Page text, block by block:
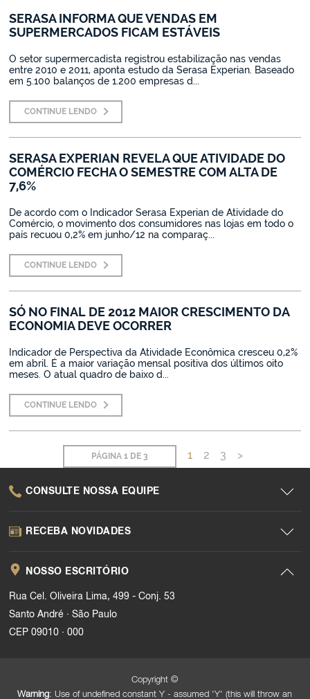
SERASA INFORMA QUE VENDAS EM
SUPERMERCADOS FICAM ESTÁVEIS
O setor supermercadista registrou estabilização nas vendas
entre 2010 e 2011, aponta estudo da Serasa Experian. Baseado
em 5.100 balanços de 1.200 empresas d...
CONTINUE LENDO
SERASA EXPERIAN REVELA QUE ATIVIDADE DO
COMÉRCIO FECHA O SEMESTRE COM ALTA DE
7,6%
De acordo com o Indicador Serasa Experian de Atividade do
Comércio, o movimento dos consumidores nas lojas em todo o
país recuou 0,2% em junho/12 na comparaç...
CONTINUE LENDO
SÓ NO FINAL DE 2012 MAIOR CRESCIMENTO DA
ECONOMIA DEVE OCORRER
Indicador de Perspectiva da Atividade Econômica cresceu 0,2%
em abril. É a maior variação mensal positiva dos últimos oito
meses. O atual quadro de baixo d...
CONTINUE LENDO
PÁGINA 1 DE 3 1 2 3 >
CONSULTE NOSSA EQUIPE
RECEBA NOVIDADES
NOSSO ESCRITÓRIO
Rua Cel. Oliveira Lima, 499 - Conj. 53
Santo André
São Paulo
CEP 09010
000
Copyright ©
Warning: Use of undefined constant Y - assumed 'Y' (this will throw an